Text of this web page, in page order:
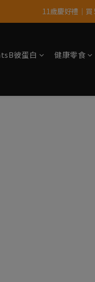
果果11歲
果果11歲
彼蛋白 健康零食